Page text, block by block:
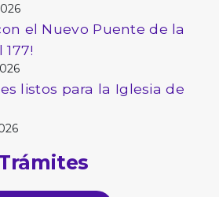
el Nuevo Puente de la
listos para la Iglesia de